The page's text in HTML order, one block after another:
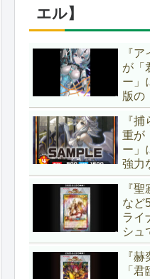
エル】
『
が「
ー」
版の
イク
生
タス
性も
【遊
ル】
『
重が
ー」
強力
ター
場
ん、
る背
い
デュ
『
など
ライ
シュ
『ア
マ
存
『
「